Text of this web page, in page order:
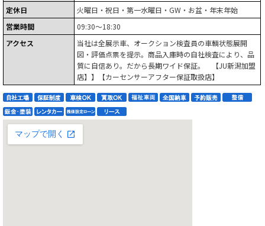
定休日
火曜日・祝日・第一水曜日・GW・お盆・年末年始
営業時間
09:30～18:30
アクセス
当社は全展示車、オークション検査員の車輌状態展開
図・評価点票を提示。商品入庫時の自社検査により、品
質に自信あり。だから長期ワイド保証。 【JU新潟加盟
店】】【カーセンサーアフター保証取扱店】